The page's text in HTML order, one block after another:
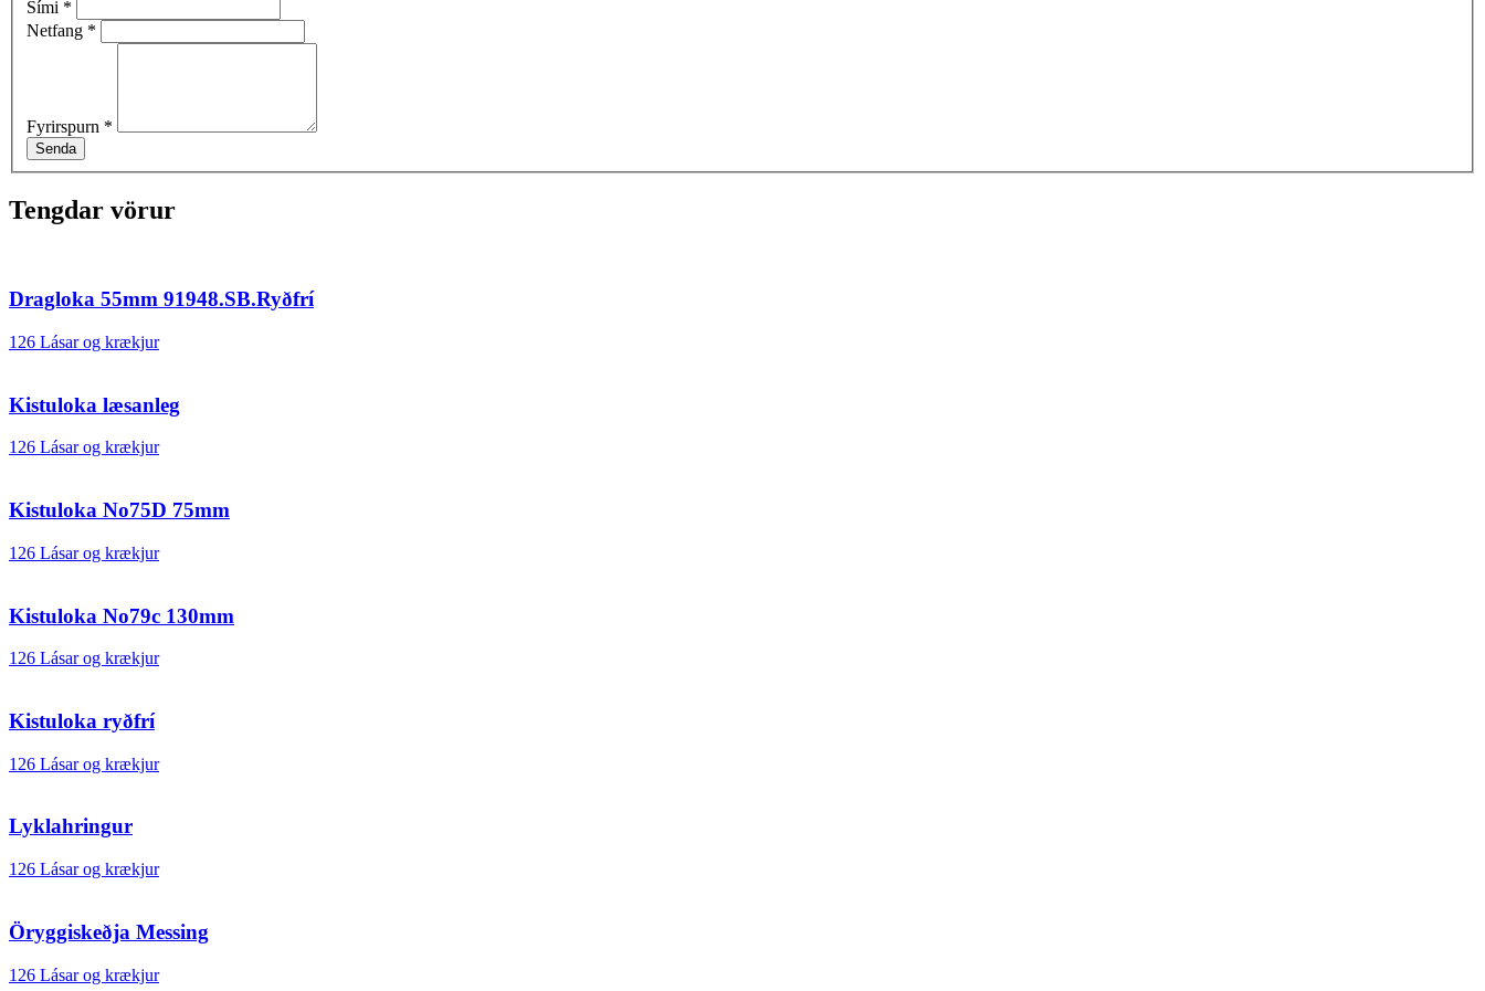
Sími *
Netfang *
Fyrirspurn *
Senda
Tengdar vörur
Dragloka 55mm 91948.SB.Ryðfrí
126 Lásar og krækjur
Kistuloka læsanleg
126 Lásar og krækjur
Kistuloka No75D 75mm
126 Lásar og krækjur
Kistuloka No79c 130mm
126 Lásar og krækjur
Kistuloka ryðfrí
126 Lásar og krækjur
Lyklahringur
126 Lásar og krækjur
Öryggiskeðja Messing
126 Lásar og krækjur